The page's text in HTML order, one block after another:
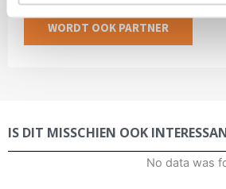
WORDT OOK PARTNER
IS DIT MISSCHIEN OOK
No data was